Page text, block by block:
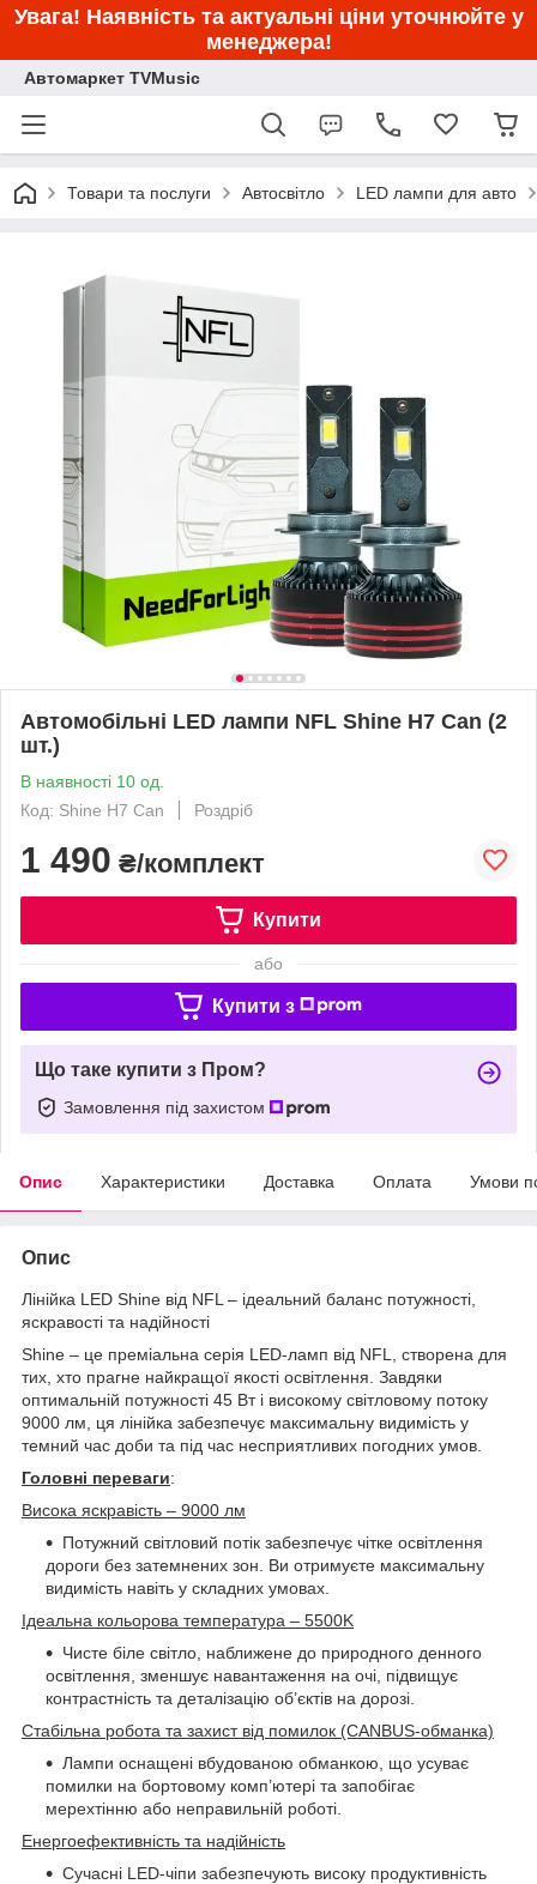
Увага! Наявність та актуальні ціни уточнюйте у
менеджера!
Автомаркет TVMusic
Товари та послуги Автосвітло LED лампи для авто
Автомобільні LED лампи NFL Shine H7 Can (2
шт.)
В наявності 10 од.
Код: Shine H7 Can
Роздріб
1 490 ₴/комплект
Купити
або
Купити з
Що таке купити з Пром?
Замовлення під захистом
Опис Характеристики Доставка Оплата Умови
Опис
Лінійка LED Shine від NFL – ідеальний баланс потужності,
яскравості та надійності
Shine – це преміальна серія LED-ламп від NFL, створена для
тих, хто прагне найкращої якості освітлення. Завдяки
оптимальній потужності 45 Вт і високому світловому потоку
9000 лм, ця лінійка забезпечує максимальну видимість у
темний час доби та під час несприятливих погодних умов.
Головні переваги:
Висока яскравість – 9000 лм
Потужний світловий потік забезпечує чітке освітлення
дороги без затемнених зон. Ви отримуєте максимальну
видимість навіть у складних умовах.
Ідеальна кольорова температура – 5500K
Чисте біле світло, наближене до природного денного
освітлення, зменшує навантаження на очі, підвищує
контрастність та деталізацію об’єктів на дорозі.
Стабільна робота та захист від помилок (CANBUS-обманка)
Лампи оснащені вбудованою обманкою, що усуває
помилки на бортовому комп’ютері та запобігає
мерехтінню або неправильній роботі.
Енергоефективність та надійність
Сучасні LED-чіпи забезпечують високу продуктивність